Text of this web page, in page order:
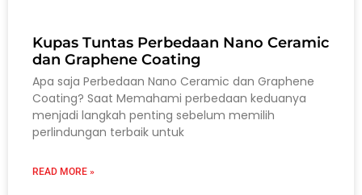
Kupas Tuntas Perbedaan Nano Ceramic
dan Graphene Coating
Apa saja Perbedaan Nano Ceramic dan Graphene
Coating? Saat Memahami perbedaan keduanya
menjadi langkah penting sebelum memilih
perlindungan terbaik untuk
READ MORE »